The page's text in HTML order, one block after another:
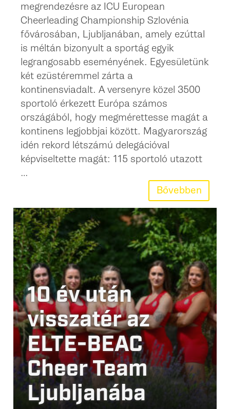
megrendezésre az ICU European
Cheerleading Championship Szlovénia
fővárosában, Ljubljanában, amely ezúttal
is méltán bizonyult a sportág egyik
legrangosabb eseményének. Egyesületünk
két ezüstéremmel zárta a
kontinensviadalt. A versenyre közel 3500
sportoló érkezett Európa számos
országából, hogy megmérettesse magát a
kontinens legjobbjai között. Magyarország
idén rekord létszámú delegációval
képviseltette magát: 115 sportoló utazott
…
Bővebben
10 év után
visszatér az
ELTE-BEAC
Cheer Team
Ljubljanába